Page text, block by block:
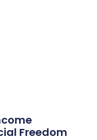
Freedom